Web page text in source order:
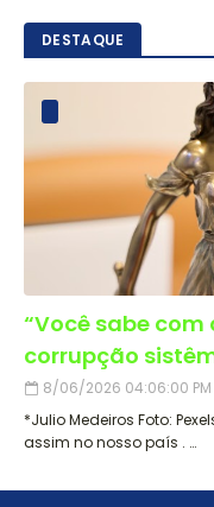
DESTAQUE
“Você sabe
corrupção
8/06/2026 04:06:00 PM
*Julio Medeiros Foto:
assim no nosso país . …